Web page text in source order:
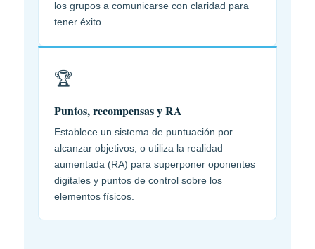
los grupos a comunicarse con claridad para
tener éxito.
🏆
Puntos, recompensas y RA
Establece un sistema de puntuación por
alcanzar objetivos, o utiliza la realidad
aumentada (RA) para superponer oponentes
digitales y puntos de control sobre los
elementos físicos.